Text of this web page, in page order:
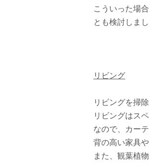
こういった場
とも検討しまし
リビング
リビングを掃
リビングはス
なので、カー
背の高い家具
また、観葉植